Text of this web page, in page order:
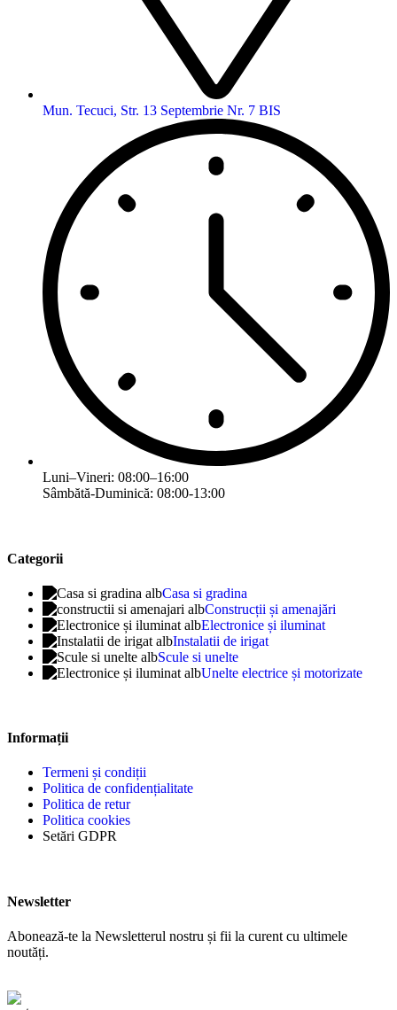
Mun. Tecuci, Str. 13 Septembrie Nr. 7 BIS
Luni–Vineri: 08:00–16:00
Sâmbătă-Duminică: 08:00-13:00
Categorii
Casa si gradina
Construcții și amenajări
Electronice și iluminat
Instalatii de irigat
Scule si unelte
Unelte electrice și motorizate
Informații
Termeni și condiții
Politica de confidențialitate
Politica de retur
Politica cookies
Setări GDPR
Newsletter
Abonează-te la Newsletterul nostru și fii la curent cu ultimele
noutăți.